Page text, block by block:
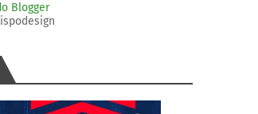
Blogger